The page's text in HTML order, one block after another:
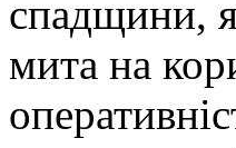
спадщини,
мита на